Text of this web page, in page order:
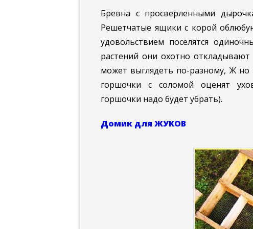
Бревна с просверленными
Решетчатые ящики с корой
удовольствием поселятся
растений они охотно
может выглядеть по-разному, Ж но
горшочки с соломой оценят
горшочки надо будет убрать).
Домик для ЖУКОВ